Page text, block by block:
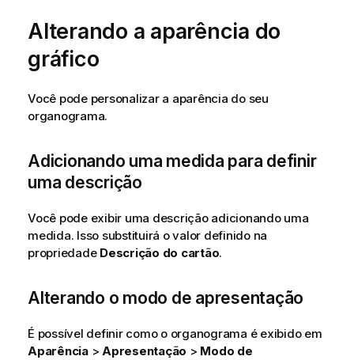
Alterando a aparência do
gráfico
Você pode personalizar a aparência do seu
organograma.
Adicionando uma medida para definir
uma descrição
Você pode exibir uma descrição adicionando uma
medida. Isso substituirá o valor definido na
propriedade Descrição do cartão.
Alterando o modo de apresentação
É possível definir como o organograma é exibido em
Aparência> Apresentação > Modo de